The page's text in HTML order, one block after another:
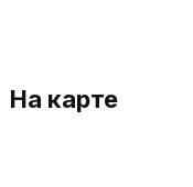
На карте